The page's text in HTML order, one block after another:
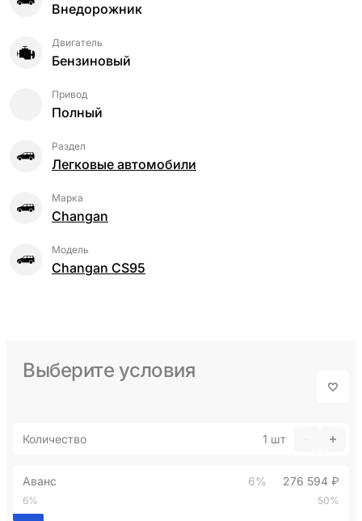
Внедорожник
Двигатель
Бензиновый
Привод
Полный
Раздел
Легковые автомобили
Марка
Changan
Модель
Changan CS95
Выберите условия
Количество 1 шт
Аванс 6% 276 594 ₽
6% 50%